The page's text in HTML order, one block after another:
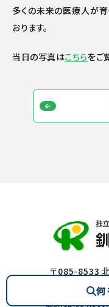
何
多くの未来の医療人が育
おります。
当日の写真はこちらをご
〒085-8533
0154-22-